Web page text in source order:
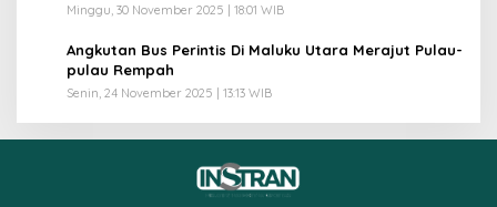
Minggu, 30 November 2025 | 18:01 WIB
Angkutan Bus Perintis Di Maluku Utara Merajut Pulau-
pulau Rempah
Senin, 24 November 2025 | 13:13 WIB